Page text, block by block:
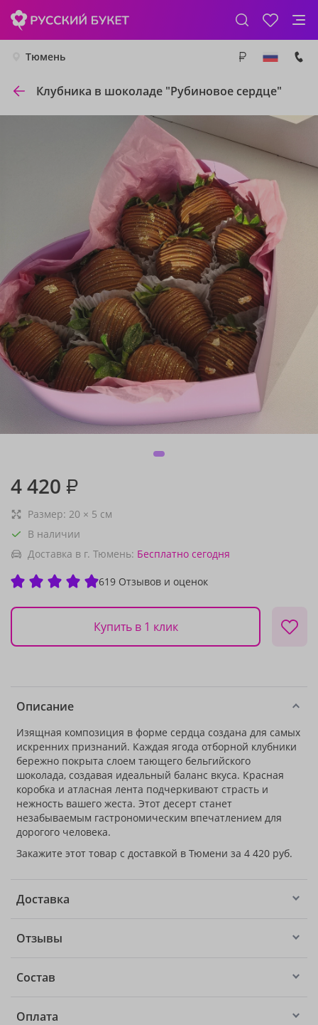
Тюмень
Клубника в шоколаде "Рубиновое сердце"
4 420 ₽
Размер: 20 × 5 см
В наличии
Доставка в г. Тюмень: Бесплатно сегодня
619 Отзывов и оценок
Купить в 1 клик
Описание
Изящная композиция в форме сердца создана для самых
искренних признаний. Каждая ягода отборной клубники
бережно покрыта слоем тающего бельгийского
шоколада, создавая идеальный баланс вкуса. Красная
коробка и атласная лента подчеркивают страсть и
нежность вашего жеста. Этот десерт станет
незабываемым гастрономическим впечатлением для
дорогого человека.
Закажите этот товар с доставкой в Тюмени за 4 420 руб.
Доставка
Отзывы
Состав
Оплата